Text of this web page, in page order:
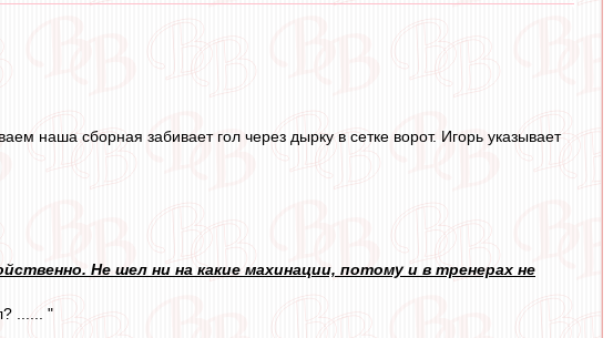
наша сборная забивает гол через дырку в сетке ворот. Игорь указывает
Не шел ни на какие махинации, потому и в тренерах не
...... "